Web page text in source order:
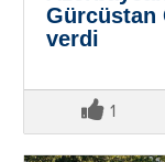
Gürcüstan
verdi
1